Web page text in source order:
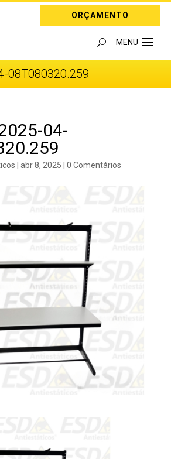
ORÇAMENTO
08T080320.259
04-
| abr 8, 2025 | 0 Comentários